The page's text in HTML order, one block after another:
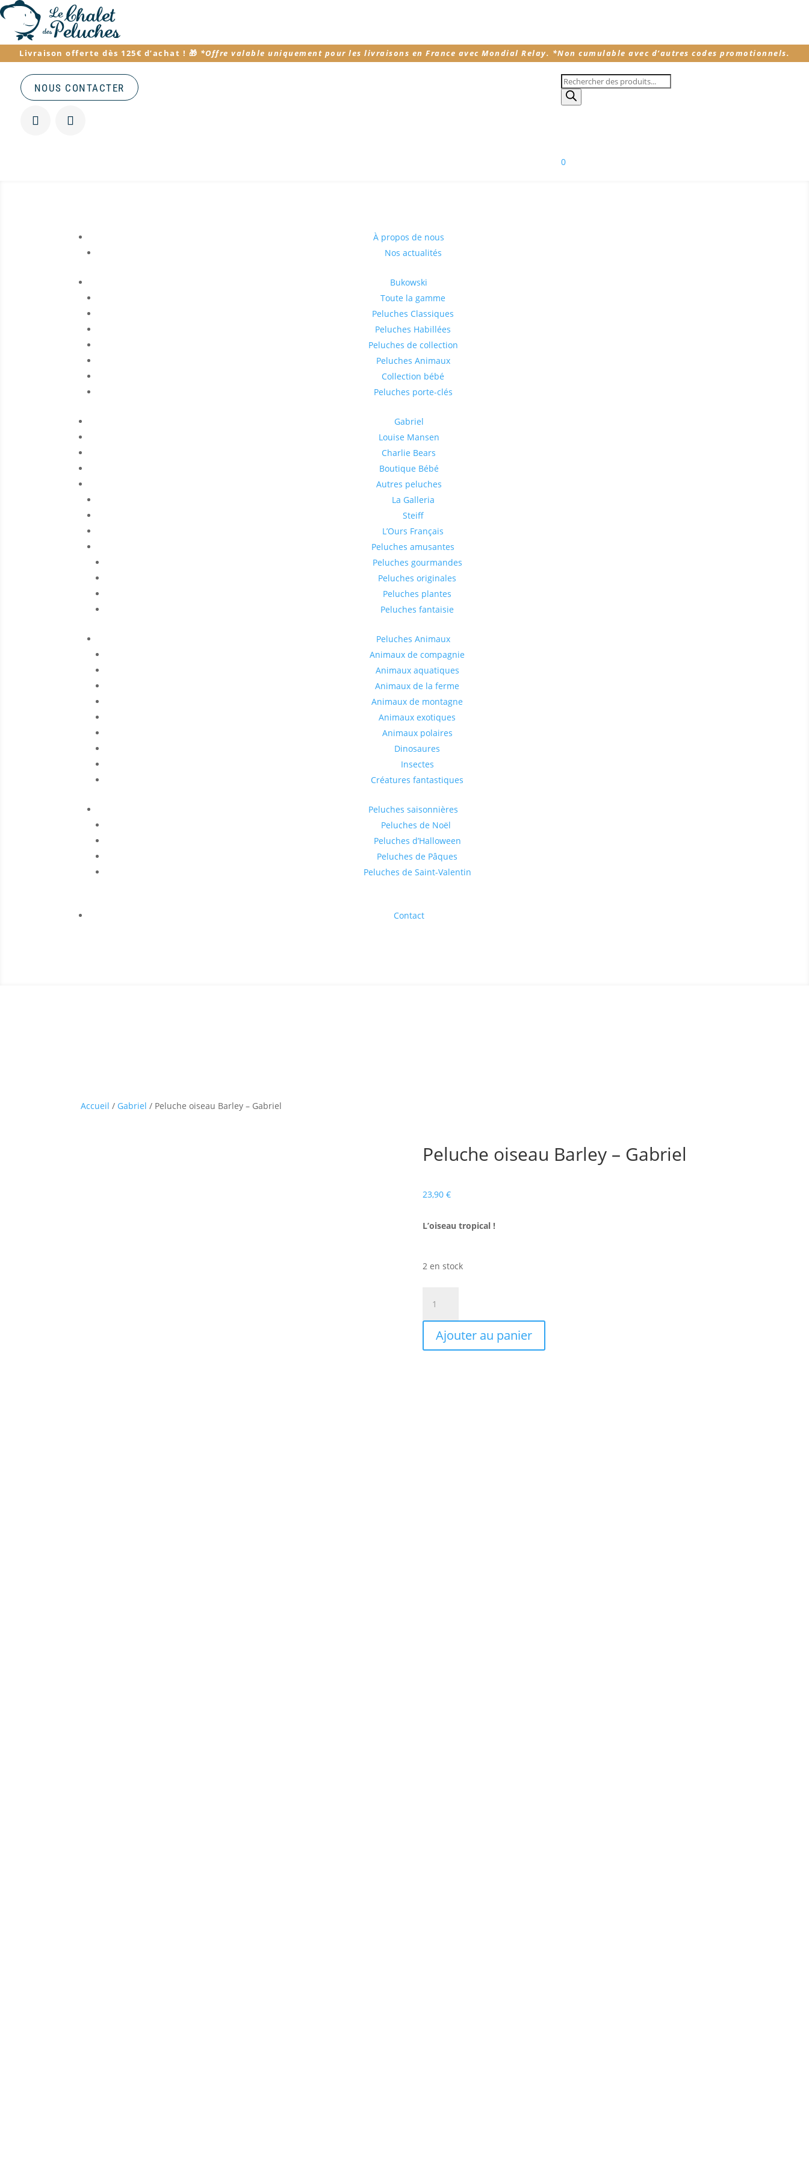
Livraison offerte dès 125€ d’achat ! 🎁 *Offre valable uniquement pour les livraisons en France avec Mondial Relay. *Non cumulable avec d’autres codes promotionnels.
NOUS CONTACTER
Recherche
de
produits
0
À propos de nous
Nos actualités
Bukowski
Toute la gamme
Peluches Classiques
Peluches Habillées
Peluches de collection
Peluches Animaux
Collection bébé
Peluches porte-clés
Gabriel
Louise Mansen
Charlie Bears
Boutique Bébé
Autres peluches
La Galleria
Steiff
L’Ours Français
Peluches amusantes
Peluches gourmandes
Peluches originales
Peluches plantes
Peluches fantaisie
Peluches Animaux
Animaux de compagnie
Animaux aquatiques
Animaux de la ferme
Animaux de montagne
Animaux exotiques
Animaux polaires
Dinosaures
Insectes
Créatures fantastiques
Peluches saisonnières
Peluches de Noël
Peluches d’Halloween
Peluches de Pâques
Peluches de Saint-Valentin
Contact
Accueil / Gabriel / Peluche oiseau Barley – Gabriel
Peluche oiseau Barley – Gabriel
23,90 €
L’oiseau tropical !
2 en stock
Peluche
oiseau
Barley
Ajouter au panier